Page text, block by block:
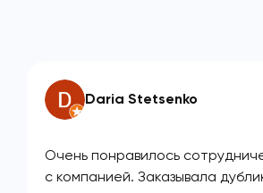
Daria Stetsenko
Очень понравилось
с компанией. Заказывала